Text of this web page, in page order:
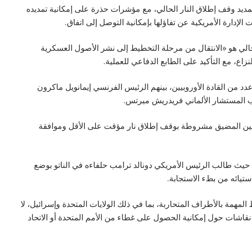
وقف إطلاق النار الحالي، مع مؤشرات حذرة على إمكانية تمديده
هو «الانتقال من مرحلة التخطيط إلى نشر الأصول العسكرية
مع التأكيد على الطابع الدفاعي للعملية.
من القادة الأوروبيين، بينهم الرئيس الفرنسي إيمانويل ماكرون
المستشار الألماني فريدريش ميرتس.
المضيق مشروطة بوقف إطلاق نار مؤقت على الأقل وموافقة
طالب الرئيس الأمريكي دونالد ترامب حلفاءه في الناتو بوضع
من بطء الاستجابة.
بالأطراف المتحاربة، بما في ذلك الولايات المتحدة وإسرائيل، لا
حول إمكانية الحصول على غطاء من الأمم المتحدة أو الاتحاد